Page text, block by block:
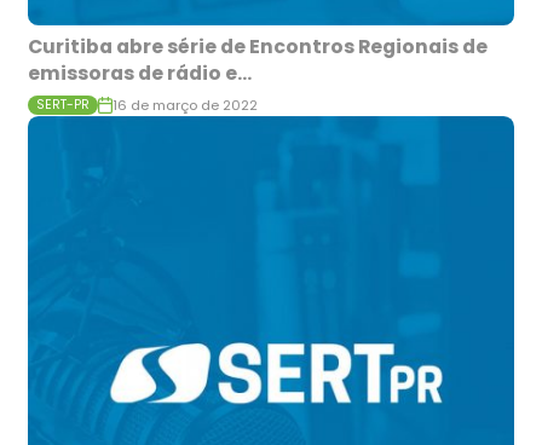
Curitiba abre série de Encontros Regionais de
emissoras de rádio e...
SERT-PR 16 de março de 2022